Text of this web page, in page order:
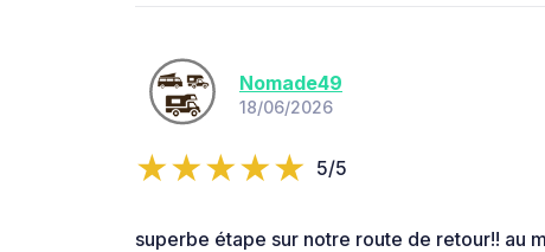
Nomade49
18/06/2026
5/5
superbe étape sur notre route de retour!! au